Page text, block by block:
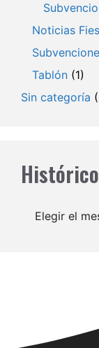
Noticias
Tablón (1)
Sin categoría
Archivos